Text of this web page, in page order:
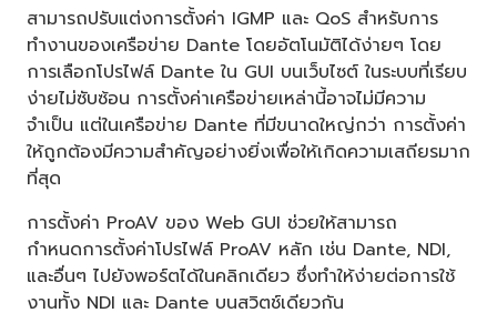
สามารถปรับแต่งการตั้งค่า IGMP และ QoS สำหรับการ
ทำงานของเครือข่าย Dante โดยอัตโนมัติได้ง่ายๆ โดย
การเลือกโปรไฟล์ Dante ใน GUI บนเว็บไซต์ ในระบบที่เรียบ
ง่ายไม่ซับซ้อน การตั้งค่าเครือข่ายเหล่านี้อาจไม่มีความ
จำเป็น แต่ในเครือข่าย Dante ที่มีขนาดใหญ่กว่า การตั้งค่า
ให้ถูกต้องมีความสำคัญอย่างยิ่งเพื่อให้เกิดความเสถียรมาก
ที่สุด
การตั้งค่า ProAV ของ Web GUI ช่วยให้สามารถ
กำหนดการตั้งค่าโปรไฟล์ ProAV หลัก เช่น Dante, NDI,
และอื่นๆ ไปยังพอร์ตได้ในคลิกเดียว ซึ่งทำให้ง่ายต่อการใช้
งานทั้ง NDI และ Dante บนสวิตช์เดียวกัน